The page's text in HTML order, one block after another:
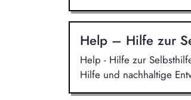
Help – Hilfe zur
Help - Hilfe zur
Hilfe und nachhaltige